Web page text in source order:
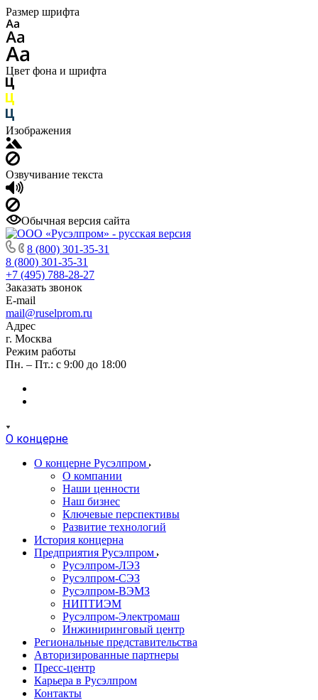
Размер шрифта
Цвет фона и шрифта
Изображения
Озвучивание текста
Обычная версия сайта
8 (800) 301-35-31
8 (800) 301-35-31
+7 (495) 788-28-27
Заказать звонок
E-mail
mail@ruselprom.ru
Адрес
г. Москва
Режим работы
Пн. – Пт.: с 9:00 до 18:00
О концерне
О концерне Русэлпром
О компании
Наши ценности
Наш бизнес
Ключевые перспективы
Развитие технологий
История концерна
Предприятия Русэлпром
Русэлпром-ЛЭЗ
Русэлпром-СЭЗ
Русэлпром-ВЭМЗ
НИПТИЭМ
Русэлпром-Электромаш
Инжиниринговый центр
Региональные представительства
Авторизированные партнеры
Пресс-центр
Карьера в Русэлпром
Контакты